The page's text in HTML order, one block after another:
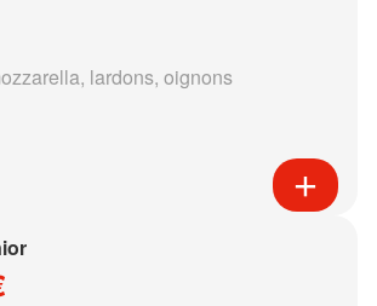
lardons, oignons